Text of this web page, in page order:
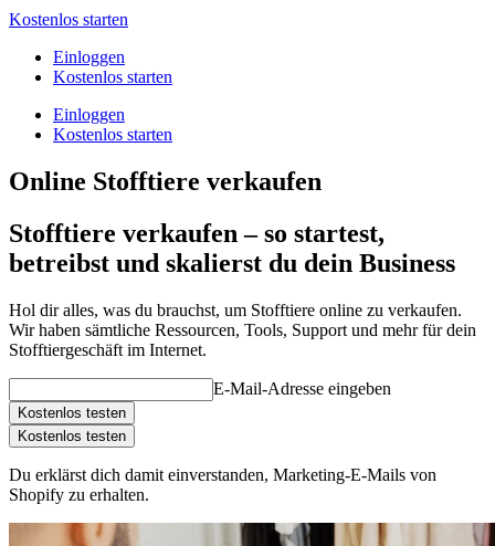
Kostenlos starten
Einloggen
Kostenlos starten
Einloggen
Kostenlos starten
Online Stofftiere verkaufen
Stofftiere verkaufen – so startest,
betreibst und skalierst du dein Business
Hol dir alles, was du brauchst, um Stofftiere online zu verkaufen.
Wir haben sämtliche Ressourcen, Tools, Support und mehr für dein
Stofftiergeschäft im Internet.
E-Mail-Adresse eingeben
Kostenlos testen
Kostenlos testen
Du erklärst dich damit einverstanden, Marketing-E-Mails von
Shopify zu erhalten.